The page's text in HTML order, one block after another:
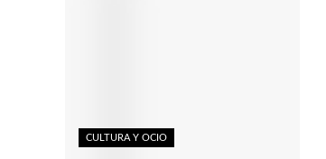
CULTURA Y OCIO